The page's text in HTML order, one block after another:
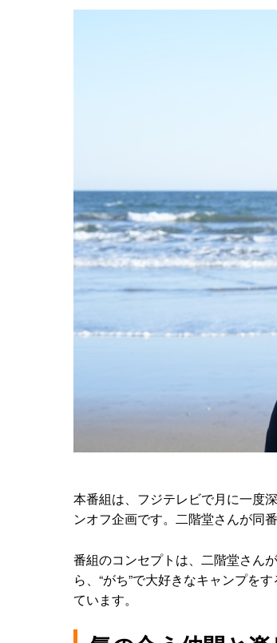
本番組は、フジテレビで月に一度
ンオフ企画です。二階堂さんが同
番組のコンセプトは、二階堂さん
ら、“がち”で大好きなキャンプを
ています。